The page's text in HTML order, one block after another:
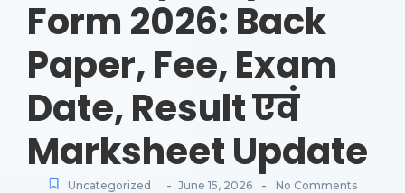
Form 2026: Back
Paper, Fee, Exam
Date, Result एवं
Marksheet Update
Uncategorized - June 15, 2026 - No Comments